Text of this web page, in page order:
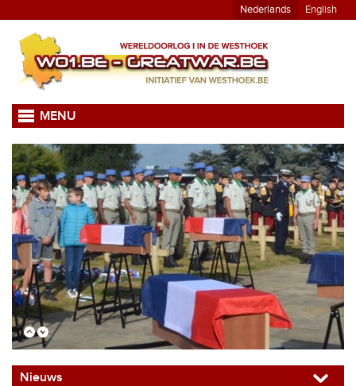
Nederlands English
MENU
Nieuws